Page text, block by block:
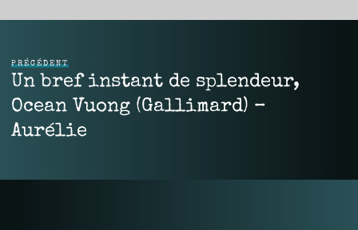
PRÉCÉDENT
Un bref instant de splendeur,
Ocean Vuong (Gallimard) –
Aurélie